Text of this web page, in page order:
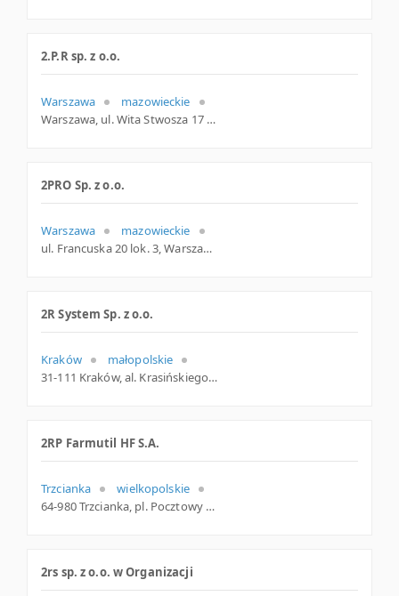
2.P.R sp. z o.o.
Warszawa
mazowieckie
Warszawa, ul. Wita Stwosza 17 a, mazowieckie
2PRO Sp. z o.o.
Warszawa
mazowieckie
ul. Francuska 20 lok. 3, Warszawa
2R System Sp. z o.o.
Kraków
małopolskie
31-111 Kraków, al. Krasińskiego 1, woj. Małopolskie, pow. Kraków, gm. Kraków
2RP Farmutil HF S.A.
Trzcianka
wielkopolskie
64-980 Trzcianka, pl. Pocztowy 12, woj. Wielkopolskie, pow. Czarnkowsko-trzcianecki, gm. Trzcianka
2rs sp. z o.o. w Organizacji